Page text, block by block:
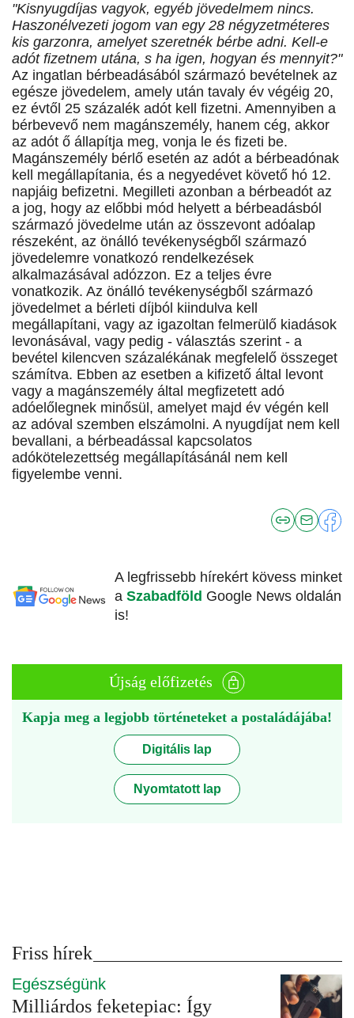
"Kisnyugdíjas vagyok, egyéb jövedelmem nincs.
Haszonélvezeti jogom van egy 28 négyzetméteres
kis garzonra, amelyet szeretnék bérbe adni. Kell-e
adót fizetnem utána, s ha igen, hogyan és mennyit?"
Az ingatlan bérbeadásából származó bevételnek az
egésze jövedelem, amely után tavaly év végéig 20,
ez évtől 25 százalék adót kell fizetni. Amennyiben a
bérbevevő nem magánszemély, hanem cég, akkor
az adót ő állapítja meg, vonja le és fizeti be.
Magánszemély bérlő esetén az adót a bérbeadónak
kell megállapítania, és a negyedévet követő hó 12.
napjáig befizetni. Megilleti azonban a bérbeadót az
a jog, hogy az előbbi mód helyett a bérbeadásból
származó jövedelme után az összevont adóalap
részeként, az önálló tevékenységből származó
jövedelemre vonatkozó rendelkezések
alkalmazásával adózzon. Ez a teljes évre
vonatkozik. Az önálló tevékenységből származó
jövedelmet a bérleti díjból kiindulva kell
megállapítani, vagy az igazoltan felmerülő kiadások
levonásával, vagy pedig - választás szerint - a
bevétel kilencven százalékának megfelelő összeget
számítva. Ebben az esetben a kifizető által levont
vagy a magánszemély által megfizetett adó
adóelőlegnek minősül, amelyet majd év végén kell
az adóval szemben elszámolni. A nyugdíjat nem kell
bevallani, a bérbeadással kapcsolatos
adókötelezettség megállapításánál nem kell
figyelembe venni.
A legfrissebb hírekért kövess minket
a Szabadföld Google News oldalán
is!
Újság előfizetés
Kapja meg a legjobb történeteket a postaládájába!
Digitális lap
Nyomtatott lap
Friss hírek
Egészségünk
Milliárdos feketepiac: Így